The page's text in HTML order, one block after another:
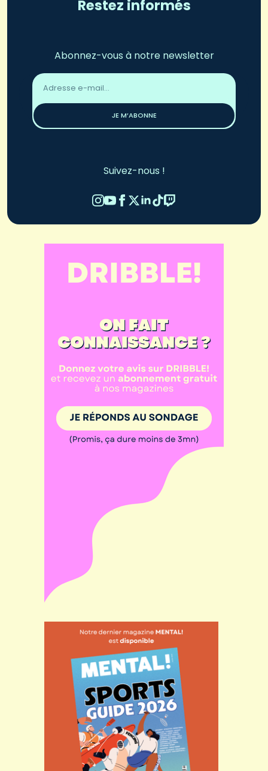
Restez informés
Abonnez-vous à notre newsletter
Adresse
email
JE M’ABONNE
Suivez-nous !